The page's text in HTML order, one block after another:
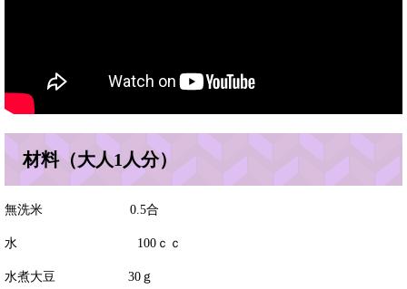
材料（大人1人分）
無洗米 0.5合
水 100ｃｃ
水煮大豆 30ｇ